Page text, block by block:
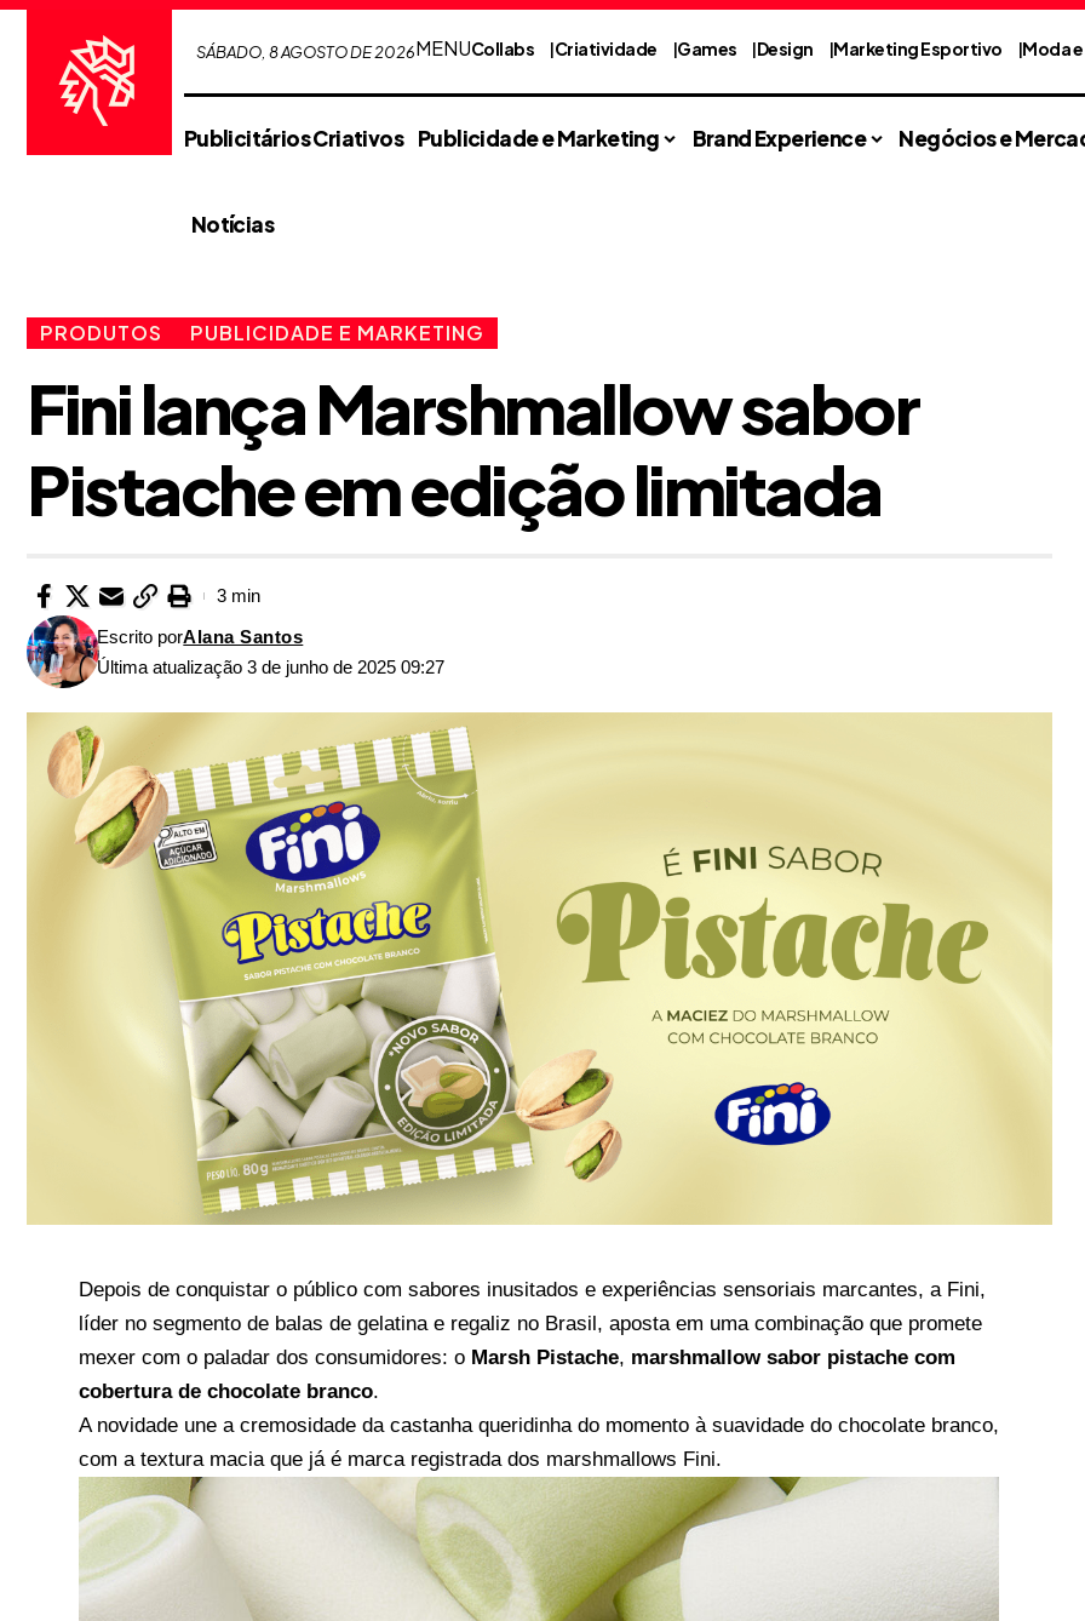
SÁBADO, 8 AGOSTO DE 2026MENUCollabs Criatividade Games Design Marketing Esportivo Moda
Publicitários Criativos Publicidade e Marketing Brand Experience Negócios e
Notícias
PRODUTOS PUBLICIDADE E MARKETING
Fini lança Marshmallow sabor
Pistache em edição limitada
Última atualização 3 de junho de 2025 09:27
Escrito porAlana Santos
3 min
Depois de conquistar o público com sabores inusitados e experiências sensoriais marcantes, a Fini,
líder no segmento de balas de gelatina e regaliz no Brasil, aposta em uma combinação que promete
mexer com o paladar dos consumidores: o Marsh Pistache, marshmallow sabor pistache com
cobertura de chocolate branco.
A novidade une a cremosidade da castanha queridinha do momento à suavidade do chocolate branco,
com a textura macia que já é marca registrada dos marshmallows Fini.